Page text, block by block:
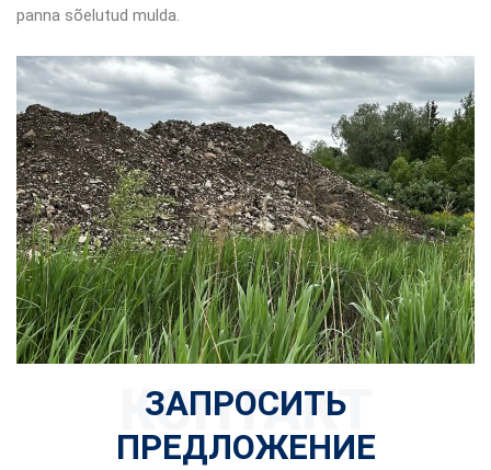
panna sõelutud mulda.
КОНТАКТ
ЗАПРОСИТЬ
ПРЕДЛОЖЕНИЕ